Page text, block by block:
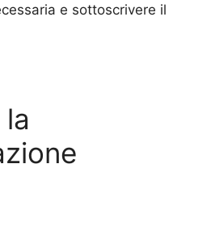
e sottoscrivere il